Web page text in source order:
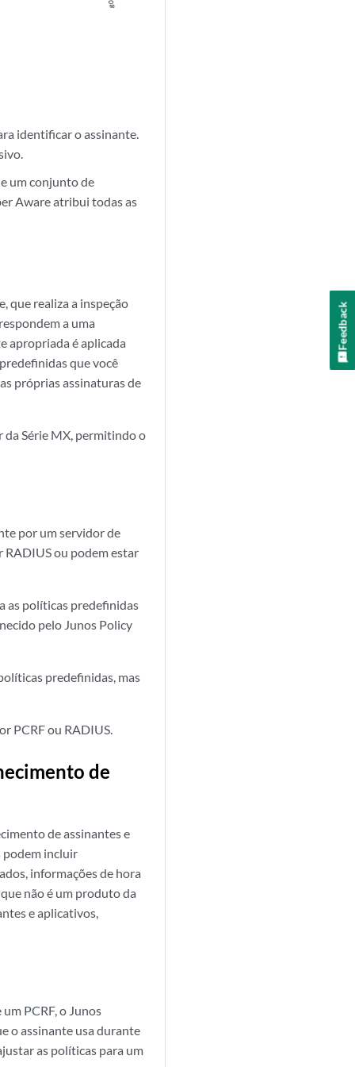
identificar o assinante.
um conjunto de
Aware atribui todas as
que realiza a inspeção
a uma
apropriada é aplicada
que você
próprias assinaturas de
da Série MX, permitindo o
por um servidor de
RADIUS ou podem estar
as políticas predefinidas
pelo Junos Policy
predefinidas, mas
PCRF ou RADIUS.
de
de assinantes e
podem incluir
informações de hora
não é um produto da
e aplicativos,
PCRF, o Junos
o assinante usa durante
as políticas para um
Feedback